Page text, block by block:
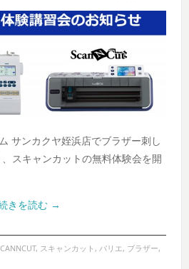
サンカクヤ姪浜店でブラザー刺し
スキャンカットの無料体験会を開
きを読む →
, スキャンカット , パリエ , ブラザー,